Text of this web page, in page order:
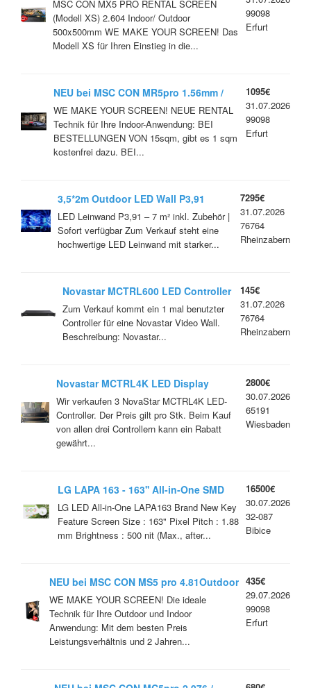
MSC CON MX5 PRO RENTAL SCREEN
(Modell XS) 2.604 Indoor/ Outdoor
500x500mm WE MAKE YOUR SCREEN! Das
Modell XS für Ihren Einstieg in die...
99098
Erfurt
NEU bei MSC CON MR5pro 1.56mm /
INDOOR HIGH END STANDARD / GOB
WE MAKE YOUR SCREEN! NEUE RENTAL
Technik für Ihre Indoor-Anwendung: BEI
BESTELLUNGEN VON 15sqm, gibt es 1 sqm
kostenfrei dazu. BEI...
1095€
31.07.2026
99098
Erfurt
3,5*2m Outdoor LED Wall P3,91
3840Hz SET
LED Leinwand P3,91 – 7 m² inkl. Zubehör |
Sofort verfügbar Zum Verkauf steht eine
hochwertige LED Leinwand mit starker...
7295€
31.07.2026
76764
Rheinzabern
Novastar MCTRL600 LED Controller
Video Wall
Zum Verkauf kommt ein 1 mal benutzter
Controller für eine Novastar Video Wall.
Beschreibung: Novastar...
145€
31.07.2026
76764
Rheinzabern
Novastar MCTRL4K LED Display
Controller
Wir verkaufen 3 NovaStar MCTRL4K LED-
Controller. Der Preis gilt pro Stk. Beim Kauf
von allen drei Controllern kann ein Rabatt
gewährt...
2800€
30.07.2026
65191
Wiesbaden
LG LAPA 163 - 163'' All-in-One SMD
LED
LG LED All-in-One LAPA163 Brand New Key
Feature Screen Size : 163" Pixel Pitch : 1.88
mm Brightness : 500 nit (Max., after...
16500€
30.07.2026
32-087
Bibice
NEU bei MSC CON MS5 pro 4.81Outdoor
Bester Preis / Full Service- Europaweit.
WE MAKE YOUR SCREEN! Die ideale
Technik für Ihre Outdoor und Indoor
Anwendung: Mit dem besten Preis
Leistungsverhältnis und 2 Jahren...
435€
29.07.2026
99098
Erfurt